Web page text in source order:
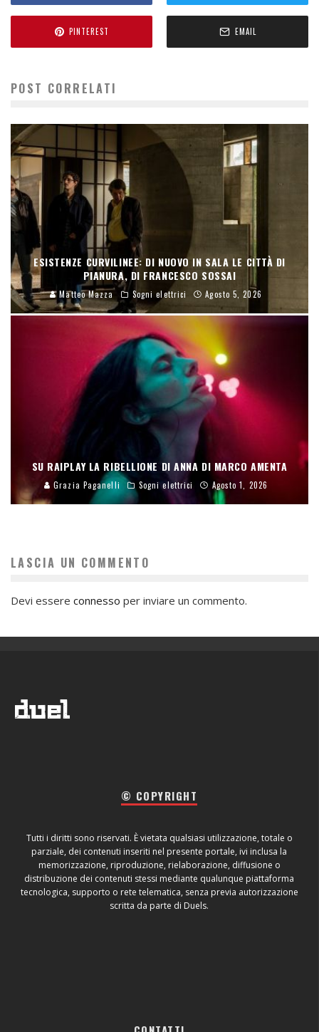
PINTEREST EMAIL
POST CORRELATI
ESISTENZE CURVILINEE: DI NUOVO IN SALA LE CITTÀ DI
PIANURA, DI FRANCESCO SOSSAI
Matteo Mazza Sogni elettrici Agosto 5, 2026
SU RAIPLAY LA RIBELLIONE DI ANNA DI MARCO AMENTA
Grazia Paganelli Sogni elettrici Agosto 1, 2026
LASCIA UN COMMENTO
Devi essere connesso per inviare un commento.
© COPYRIGHT
Tutti i diritti sono riservati. È vietata qualsiasi utilizzazione, totale o
parziale, dei contenuti inseriti nel presente portale, ivi inclusa la
memorizzazione, riproduzione, rielaborazione, diffusione o
distribuzione dei contenuti stessi mediante qualunque piattaforma
tecnologica, supporto o rete telematica, senza previa autorizzazione
scritta da parte di Duels.